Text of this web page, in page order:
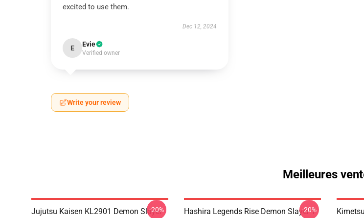
excited to use them.
Dec 12, 2024
E Evie
Verified owner
Write your review
Meilleures
Jujutsu Kaisen KL2901 Demon Slayer
-20%
Hashira Legends Rise Demon Slayer T-
-20%